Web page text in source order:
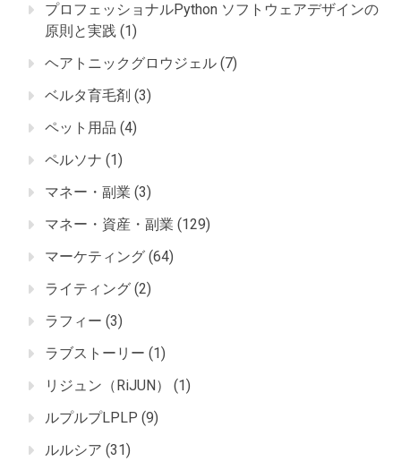
プロフェッショナルPython ソフトウェアデザインの
原則と実践 (1)
ヘアトニックグロウジェル (7)
ベルタ育毛剤 (3)
ペット用品 (4)
ペルソナ (1)
マネー・副業 (3)
マネー・資産・副業 (129)
マーケティング (64)
ライティング (2)
ラフィー (3)
ラブストーリー (1)
リジュン（RiJUN）
(1)
ルプルプLPLP (9)
ルルシア (31)